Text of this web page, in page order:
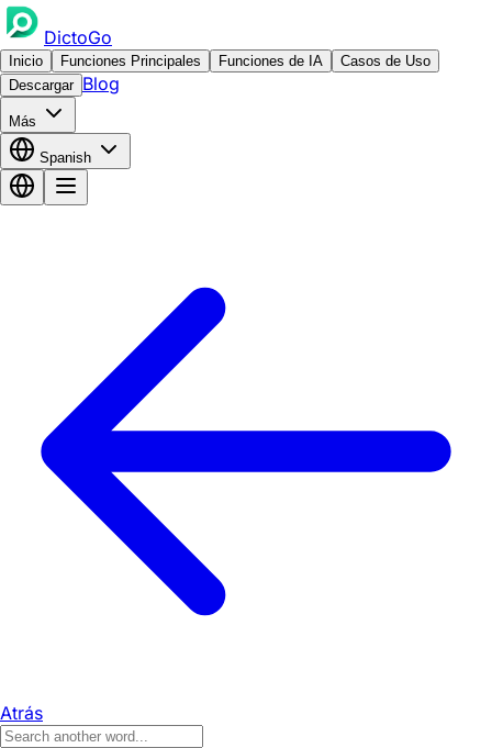
DictoGo
Inicio Funciones Principales Funciones de IA
Casos de Uso
Descargar Blog
Más
Spanish
Atrás